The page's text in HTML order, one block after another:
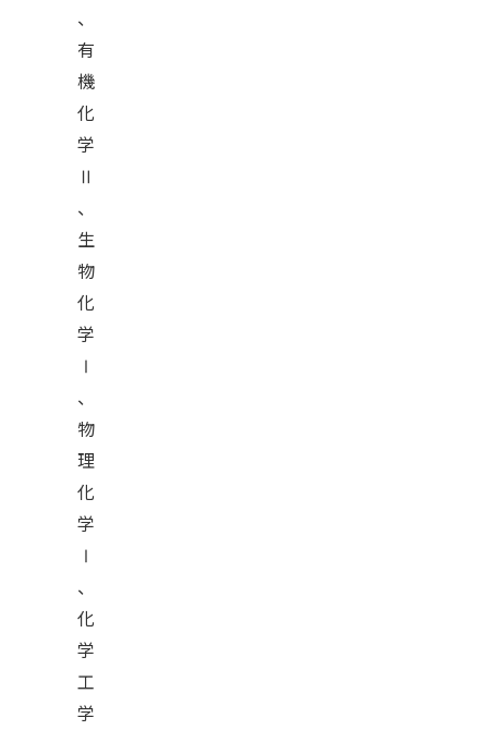
、
有
機
化
学
Ⅱ
、
生
物
化
学
Ⅰ
、
物
理
化
学
Ⅰ
、
化
学
工
学